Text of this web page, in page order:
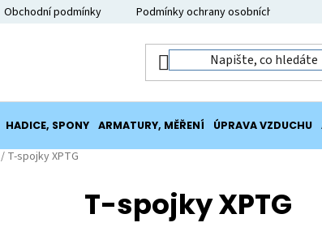
Obchodní podmínky Podmínky ochrany osobních údajů
HADICE, SPONY ARMATURY, MĚŘENÍ ÚPRAVA VZDUCHU
/ T-spojky XPTG
T-spojky XPTG